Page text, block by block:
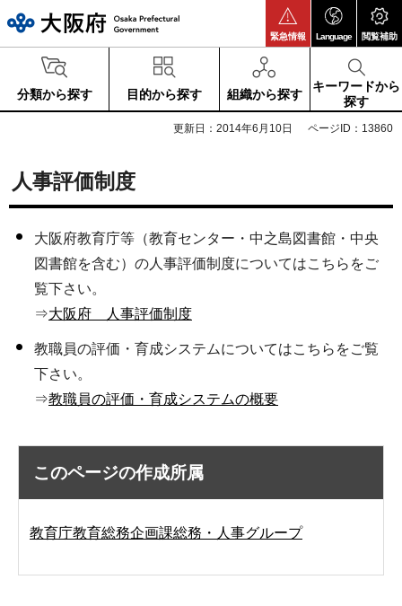
緊急情報 Language 閲覧補助
分類から探す 目的から探す 組織から探す
キーワードから
探す
更新日：2014年6月10日 ページID：13860
人事評価制度
大阪府教育庁等（教育センター・中之島図書館・中央
図書館を含む）の人事評価制度についてはこちらをご
覧下さい。
⇒大阪府 人事評価制度
教職員の評価・育成システムについてはこちらをご覧
下さい。
⇒教職員の評価・育成システムの概要
このページの作成所属
教育庁教育総務企画課総務・人事グループ